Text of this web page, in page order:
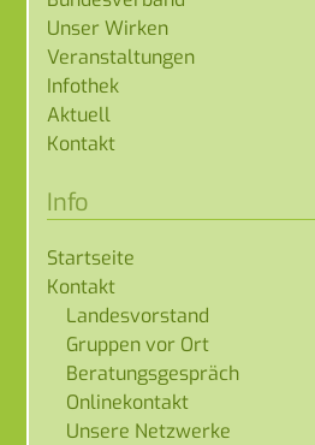
Unser Wirken
Veranstaltungen
Infothek
Aktuell
Kontakt
Info
Startseite
Kontakt
Landesvorstand
Gruppen vor Ort
Beratungsgespräch
Onlinekontakt
Unsere Netzwerke